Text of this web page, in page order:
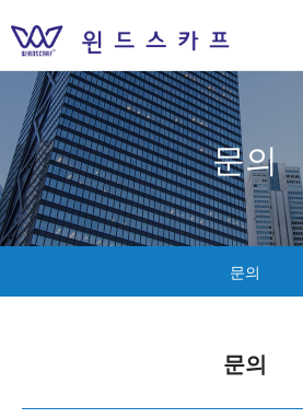
문의
문의
문의